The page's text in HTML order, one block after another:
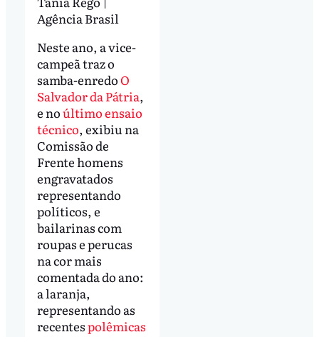
Agência Brasil
Neste ano, a vice-
campeã traz o
samba-enredoO
Salvador da Pátria,
e noúltimo ensaio
técnico, exibiu na
Comissão de
Frente homens
engravatados
representando
políticos, e
bailarinas com
roupas e perucas
na cor mais
comentada do ano:
a laranja,
representando as
recentespolêmicas